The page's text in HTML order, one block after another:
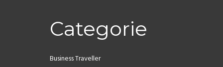
Categorie
Business Traveller